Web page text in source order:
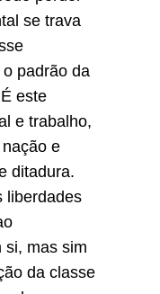
se trava
padrão da
este
e trabalho,
e
ditadura.
liberdades
si, mas sim
da classe